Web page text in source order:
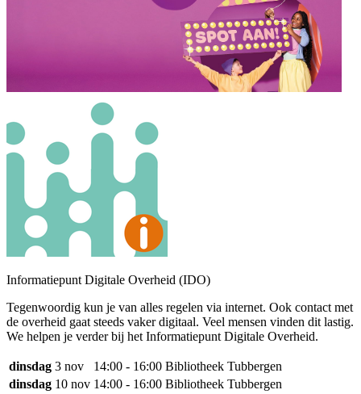
Informatiepunt Digitale Overheid (IDO)
Tegenwoordig kun je van alles regelen via internet. Ook contact met
de overheid gaat steeds vaker digitaal. Veel mensen vinden dit lastig.
We helpen je verder bij het Informatiepunt Digitale Overheid.
dinsdag 3 nov 14:00 - 16:00 Bibliotheek Tubbergen
dinsdag 10 nov 14:00 - 16:00 Bibliotheek Tubbergen